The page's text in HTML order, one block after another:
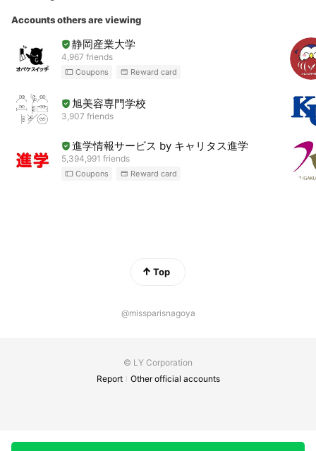
Accounts others are viewing
静岡産業大学
4,967 friends
Coupons Reward card
旭美容専門学校
3,907 friends
進学情報サービス by キャリタス進学
5,394,991 friends
Coupons Reward card
Top
@missparisnagoya
© LY Corporation
Report
Other official accounts